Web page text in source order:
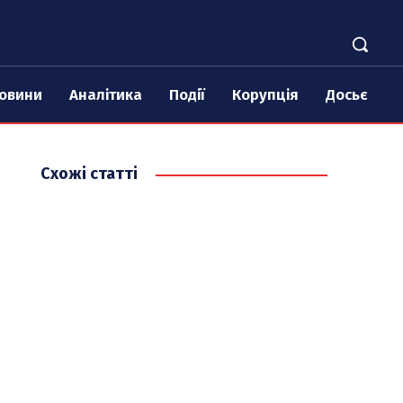
Аналітика Події Корупція Досьє
Схожі статті